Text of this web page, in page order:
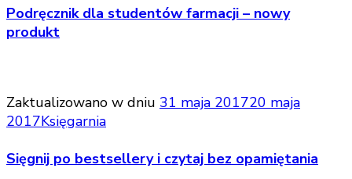
Podręcznik dla studentów farmacji – nowy
produkt
Zaktualizowano w dniu 31 maja 201720 maja
2017Księgarnia
Sięgnij po bestsellery i czytaj bez opamiętania